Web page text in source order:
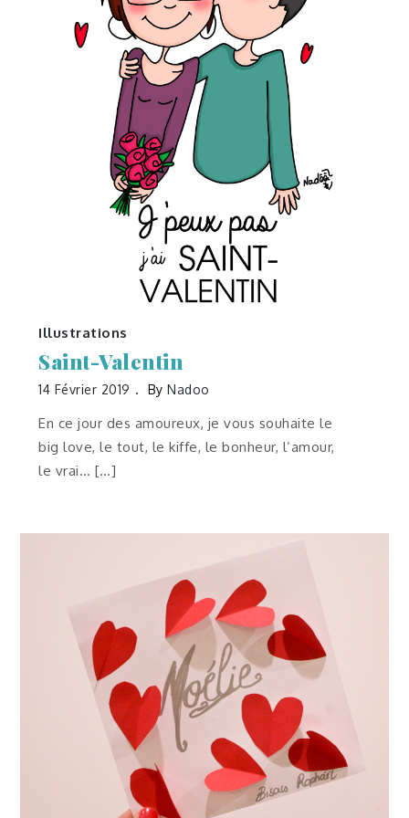
Illustrations
Saint-Valentin
14 Février 2019 ByNadoo
En ce jour des amoureux, je vous souhaite le
big love, le tout, le kiffe, le bonheur, l’amour,
le vrai… […]